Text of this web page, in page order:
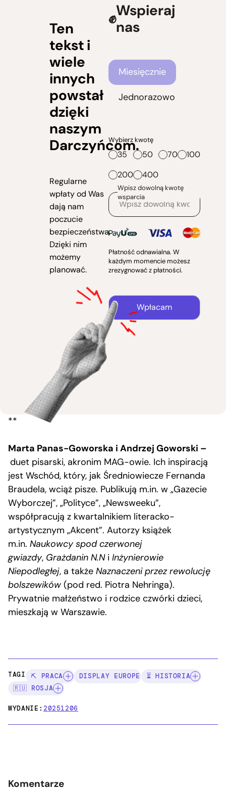
Ten
tekst i
wiele
innych
powstał
dzięki
naszym
Darczyńcom.
Regularne
wpłaty od Was
dają nam
poczucie
bezpieczeństwa.
Dzięki nim
możemy
planować.
Wspieraj
nas
Częstotliwość wsparcia
Miesięcznie
Jednorazowo
Wybierz kwotę
35 50 70
100
200
400
Wpisz dowolną kwotę
wsparcia
Płatność odnawialna. W
każdym momencie możesz
zrezygnować z płatności.
Wpłacam
**
Marta Panas-Goworska i Andrzej Goworski –
duet pisarski, akronim MAG-owie. Ich inspiracją
jest Wschód, który, jak Średniowiecze Fernanda
Braudela, wciąż pisze. Publikują m.in. w „Gazecie
Wyborczej”, „Polityce”, „Newsweeku”,
współpracują z kwartalnikiem literacko-
artystycznym „Akcent”. Autorzy książek
m.in. Naukowcy spod czerwonej
gwiazdy, Grażdanin N.Ni Inżynierowie
Niepodległej, a także Naznaczeni przez rewolucję
bolszewików (pod red. Piotra Nehringa).
Prywatnie małżeństwo i rodzice czwórki dzieci,
mieszkają w Warszawie.
TAGI: ⛏️ PRACA DISPLAY EUROPE
⏳ HISTORIA
🇷🇺 ROSJA
WYDANIE:20251206
Komentarze